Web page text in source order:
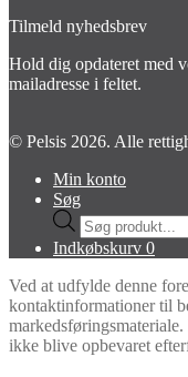
Tilmeld nyhedsbrev
Hold dig opdateret med
mailadresse i feltet.
© Pelsis 2026. Alle
Min konto
Søg
Products
search
Indkøbskurv 0
Ved at udfylde denne
kontaktinformationer til
ikke blive opbevaret